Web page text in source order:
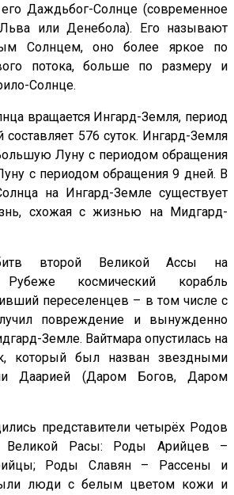
Даждьбог-Солнце (современное
или Денебола). Его называют
Солнцем, оно более яркое по
потока, больше по размеру и
Солнце.
вращается Ингард-Земля, период
составляет 576 суток. Ингард-Земля
Луну с периодом обращения
с периодом обращения 9 дней. В
на Ингард-Земле существует
схожая с жизнью на Мидгард-
второй Великой Ассы на
Рубеже космический корабль
переселенцев – в том числе с
повреждение и вынужденно
Земле. Вайтмара опустилась на
который был назван звездными
Даарией (Даром Богов, Даром
представители четырёх Родов
Великой Расы: Роды Арийцев –
Роды Славян – Рассены и
люди с белым цветом кожи и